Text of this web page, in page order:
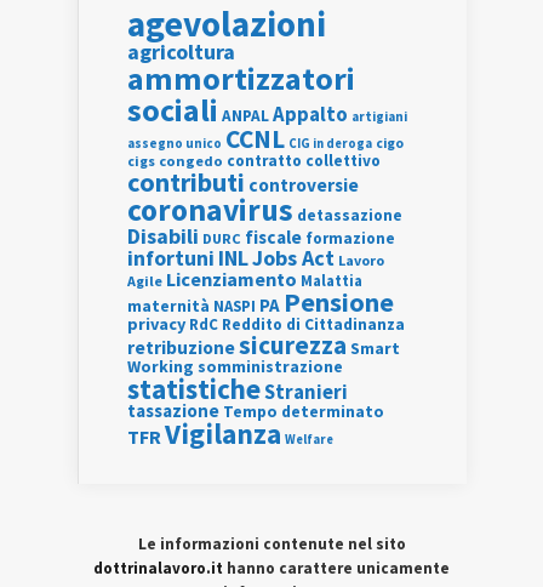
agevolazioni
agricoltura
ammortizzatori
sociali ANPALAppalto artigiani
assegno unico CCNL CIG in deroga cigo
cigs congedo contratto collettivo
contributi controversie
coronavirus detassazione
Disabili DURC fiscale formazione
infortuni INLJobs Act Lavoro
Agile Licenziamento Malattia
maternità NASPI PA Pensione
privacy RdC Reddito di Cittadinanza
retribuzionesicurezza Smart
Working somministrazione
statisticheStranieri
tassazione Tempo determinato
TFRVigilanza Welfare
Le informazioni contenute nel sito
dottrinalavoro.it hanno carattere unicamente